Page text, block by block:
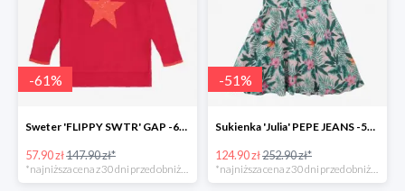
-61%
Sweter 'FLIPPY SWTR' GAP -61%
57.90 zł147.90 zł*
-51%
Sukienka 'Julia' PEPE JEANS -51%
124.90 zł252.90 zł*